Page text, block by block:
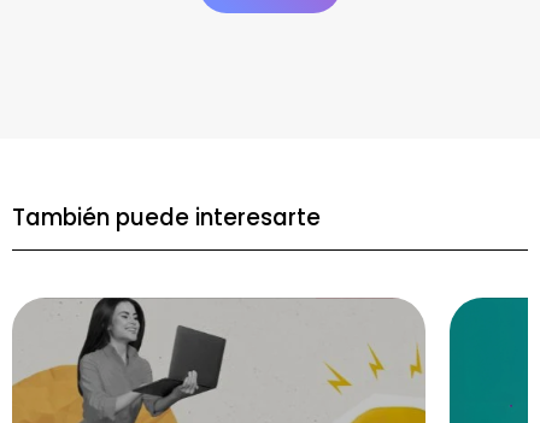
También puede interesarte